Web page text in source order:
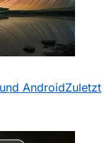
AndroidZuletzt